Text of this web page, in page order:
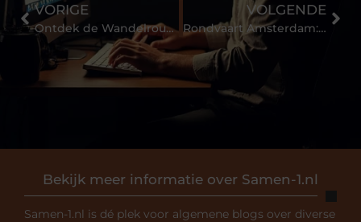
Bekijk meer informatie over Samen-1.nl
Samen-1.nl is dé plek voor algemene blogs over diverse
VORIGE
Ontdek de Wandelroutes van Eindhoven die je Moet Proberen
VOLGENDE
Rondvaart Amsterdam: Ontdek de magie van de grachten met Event op het Water